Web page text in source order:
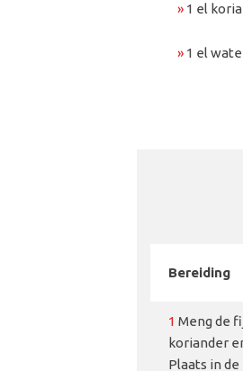
» 1 el
» 1 el
Bereiding
1 Meng de
koriander
Plaats in